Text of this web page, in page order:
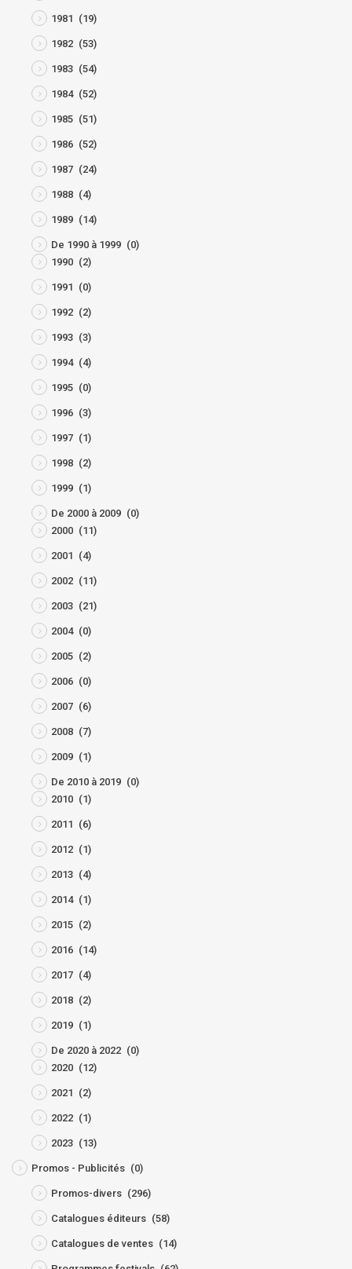
1981 (19)
1982 (53)
1983 (54)
1984 (52)
1985 (51)
1986 (52)
1987 (24)
1988 (4)
1989 (14)
De 1990 à 1999 (0)
1990 (2)
1991 (0)
1992 (2)
1993 (3)
1994 (4)
1995 (0)
1996 (3)
1997 (1)
1998 (2)
1999 (1)
De 2000 à 2009 (0)
2000 (11)
2001 (4)
2002 (11)
2003 (21)
2004 (0)
2005 (2)
2006 (0)
2007 (6)
2008 (7)
2009 (1)
De 2010 à 2019 (0)
2010 (1)
2011 (6)
2012 (1)
2013 (4)
2014 (1)
2015 (2)
2016 (14)
2017 (4)
2018 (2)
2019 (1)
De 2020 à 2022 (0)
2020 (12)
2021 (2)
2022 (1)
2023 (13)
Promos - Publicités (0)
Promos-divers (296)
Catalogues éditeurs (58)
Catalogues de ventes (14)